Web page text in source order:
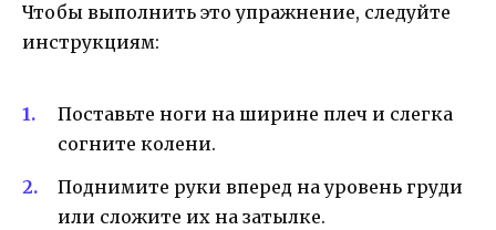
Чтобы выполнить это упражнение, следуйте
инструкциям:
Поставьте ноги на ширине плеч и слегка
согните колени.
Поднимите руки вперед на уровень груди
или сложите их на затылке.